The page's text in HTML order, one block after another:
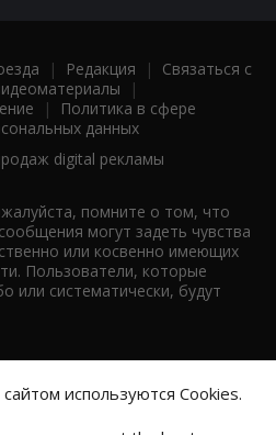
| Редакция | Связаться с
|
|
Политика в сфере
данных
digital рекламы
помните о том, что
могут задеть чувства
или косвенно имеющих
Пользователи, которые
или систематически, будут
используются Cookies.